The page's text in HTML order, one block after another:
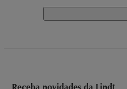
A linha